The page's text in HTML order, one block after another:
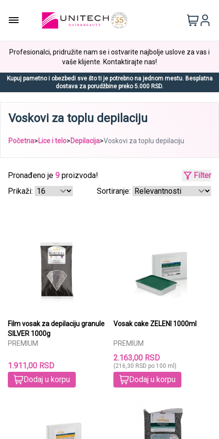
Profesionalci, pridružite nam se i ostvarite najbolje uslove za vas i
vaše klijente. Kontaktirajte nas!
Kupuj pametno i obezbedi sve što ti je potrebno na jednom mestu. Besplatna
dostava za porudžbine preko 5.000 RSD.
Voskovi za toplu depilaciju
Početna>Lice i telo>Depilacija>Voskovi za toplu depilaciju
Pronađeno je 9 proizvoda!
Filter
Prikaži:
Sortiranje:
Film vosak za depilaciju granule
SILVER 1000g
PREMIUM
1.911,00 RSD
Dodaj u korpu
Vosak cake ZELENI 1000ml
PREMIUM
2.163,00 RSD
(216,30 RSD po 100 ml)
Dodaj u korpu